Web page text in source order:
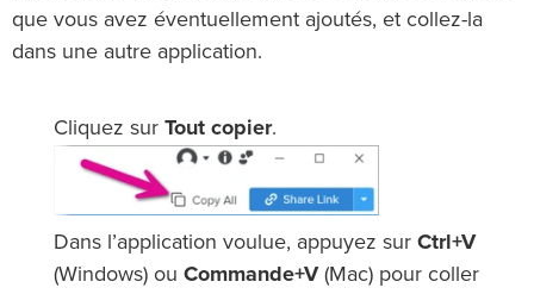
que vous avez éventuellement ajoutés, et collez-la
dans une autre application.
Cliquez sur Tout copier.
Dans l’application voulue, appuyez sur Ctrl+V
(Windows) ou Commande+V(Mac) pour coller